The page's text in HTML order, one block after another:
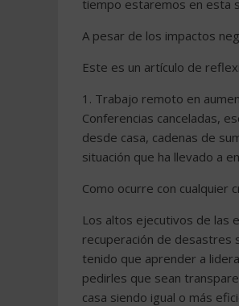
tiempo estaremos en esta
A pesar de los impactos
Este es un artículo de
1. Trabajo remoto en
Conferencias canceladas,
desde casa, cadenas de
situación que ha llevado a
Como ocurre con cualquier
Los altos ejecutivos de las
recuperación de desastres
tenido que aprender a
pedirles que sean
casa siendo igual o más